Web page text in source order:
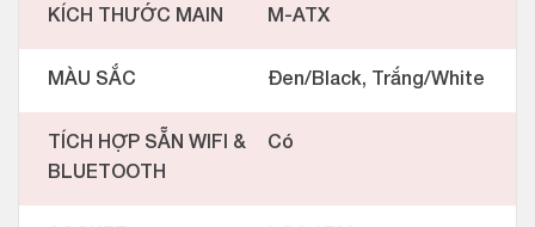
KÍCH THƯỚC MAIN M-ATX
MÀU SẮC Đen/Black, Trắng/White
TÍCH HỢP SẴN WIFI &
BLUETOOTH
Có